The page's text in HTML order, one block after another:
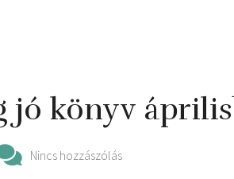
jó könyv
Nincs hozzászólás